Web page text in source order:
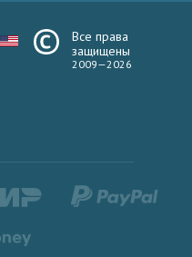
Все права
защищены
2009—2026